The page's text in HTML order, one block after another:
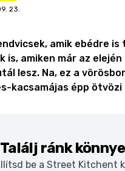
23.
amik ebédre is
is, amiken már az
lesz. Na, ez a
kacsamájas épp
Találj ránk
be a Street Kitchent